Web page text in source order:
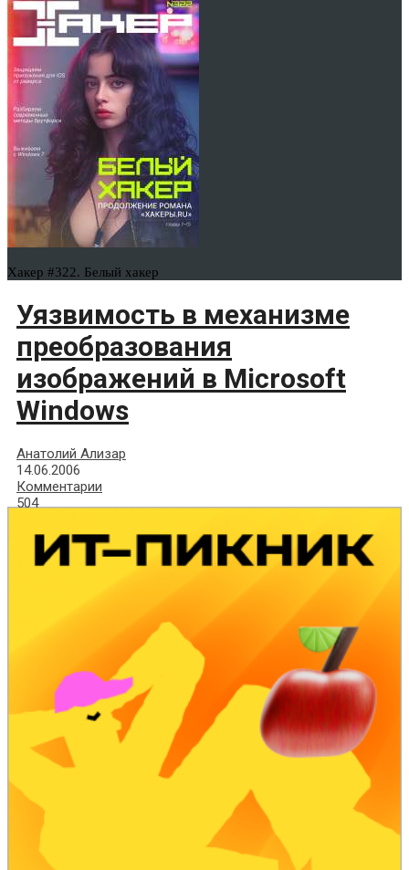
Хакер #322. Белый хакер
Уязвимость в механизме
преобразования
изображений в Microsoft
Windows
Анатолий Ализар
14.06.2006
Комментарии
504